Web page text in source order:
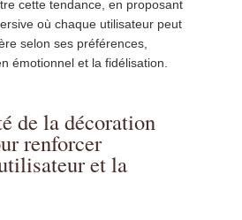
cette tendance, en proposant
où chaque utilisateur peut
selon ses préférences,
émotionnel et la fidélisation.
de la décoration
renforcer
et la